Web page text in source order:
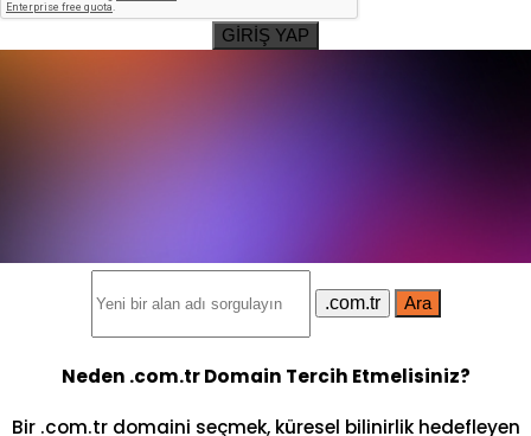
GİRİŞ YAP
.com.tr Ara
Neden .com.tr Domain Tercih Etmelisiniz?
Bir .com.tr domaini seçmek, küresel bilinirlik hedefleyen